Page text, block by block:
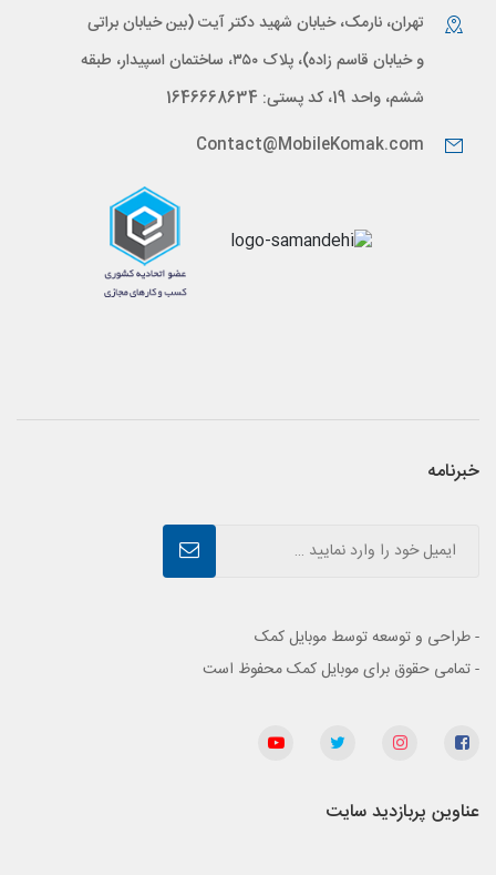
تهران، نارمک، خیابان شهید دکتر آیت (بین خیابان براتی
و خیابان قاسم زاده)، پلاک ۳۵۰، ساختمان اسپیدار، طبقه
ششم، واحد 19، کد پستی: 1646668634
Contact@MobileKomak.com
خبرنامه
- طراحی و توسعه توسط موبایل کمک
- تمامی حقوق برای موبایل کمک محفوظ است
عناوین پربازدید سایت